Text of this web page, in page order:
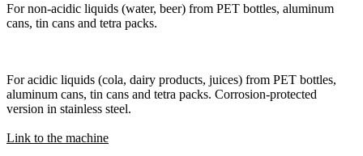
For non-acidic liquids (water, beer) from PET bottles, aluminum
cans, tin cans and tetra packs.
For acidic liquids (cola, dairy products, juices) from PET bottles,
aluminum cans, tin cans and tetra packs. Corrosion-protected
version in stainless steel.
Link to the machine